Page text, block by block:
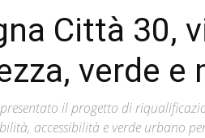
Città 30,
verde
il progetto di
accessibilità e verde urbano